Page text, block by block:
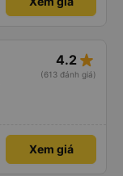
4.2 star_rate
(613 đánh giá)
Xem giá